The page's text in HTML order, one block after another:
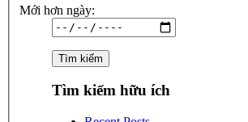
Mới hơn ngày:
Tìm kiếm hữu ích